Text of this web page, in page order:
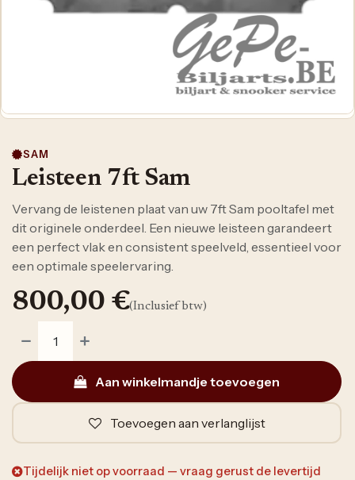
SAM
Leisteen 7ft Sam
Vervang de leistenen plaat van uw 7ft Sam pooltafel met
dit originele onderdeel. Een nieuwe leisteen garandeert
een perfect vlak en consistent speelveld, essentieel voor
een optimale speelervaring.
Aan winkelmandje toevoegen
Toevoegen aan verlanglijst
800,00 €(Inclusief btw)
Tijdelijk niet op voorraad — vraag gerust de levertijd